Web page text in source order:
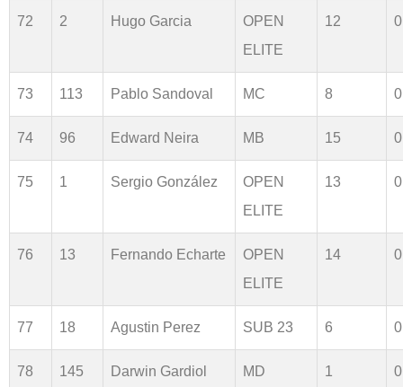
72 2 Hugo Garcia
OPEN
ELITE
12
73 113 Pablo Sandoval MC 8
74 96 Edward Neira MB 15
75 1 Sergio González
OPEN
ELITE
13
76 13 Fernando Echarte
OPEN
ELITE
14
77 18 Agustin Perez SUB 23 6
78 145 Darwin Gardiol MD 1